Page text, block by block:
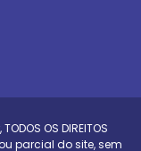
, TODOS OS DIREITOS
parcial do site, sem